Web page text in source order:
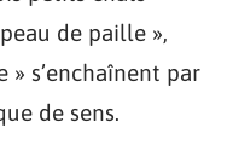
de paille »,
» s’enchaînent par
de sens.